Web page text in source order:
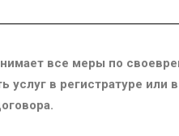
все меры по
услуг в регистратуре